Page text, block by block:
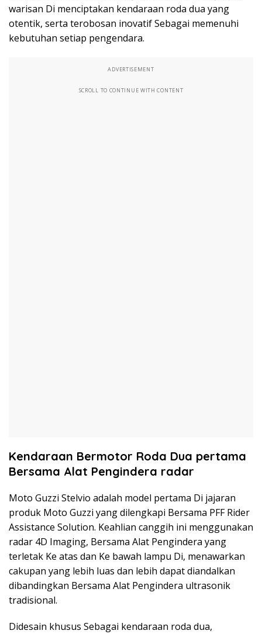
warisan Di menciptakan kendaraan roda dua yang
otentik, serta terobosan inovatif Sebagai memenuhi
kebutuhan setiap pengendara.
ADVERTISEMENT
SCROLL TO CONTINUE WITH CONTENT
Kendaraan Bermotor Roda Dua pertama
Bersama Alat Pengindera radar
Moto Guzzi Stelvio adalah model pertama Di jajaran
produk Moto Guzzi yang dilengkapi Bersama PFF Rider
Assistance Solution. Keahlian canggih ini menggunakan
radar 4D Imaging, Bersama Alat Pengindera yang
terletak Ke atas dan Ke bawah lampu Di, menawarkan
cakupan yang lebih luas dan lebih dapat diandalkan
dibandingkan Bersama Alat Pengindera ultrasonik
tradisional.
Didesain khusus Sebagai kendaraan roda dua,